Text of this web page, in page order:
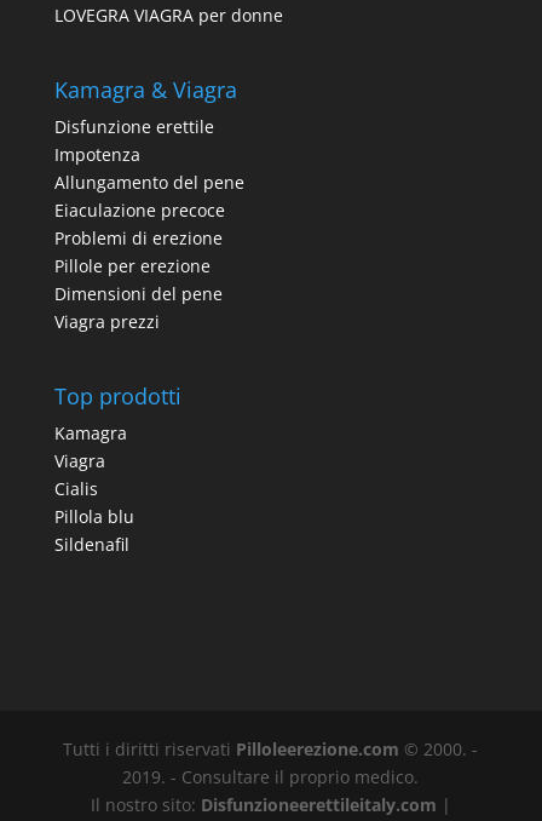
LOVEGRA VIAGRA per donne
Kamagra & Viagra
Disfunzione erettile
Impotenza
Allungamento del pene
Eiaculazione precoce
Problemi di erezione
Pillole per erezione
Dimensioni del pene
Viagra prezzi
Top prodotti
Kamagra
Viagra
Cialis
Pillola blu
Sildenafil
Tutti i diritti riservati Pilloleerezione.com © 2000. -
2019. - Consultare il proprio medico.
Il nostro sito: Disfunzioneerettileitaly.com |